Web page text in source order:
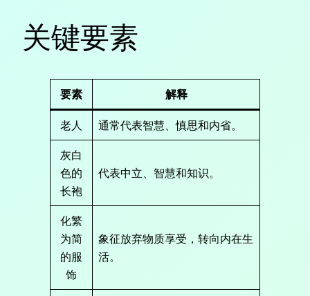
关键要素
要素 解释
老人 通常代表智慧、慎思和内省。
灰白
色的
长袍
代表中立、智慧和知识。
化繁
为简
的服
饰
象征放弃物质享受，转向内在生
活。